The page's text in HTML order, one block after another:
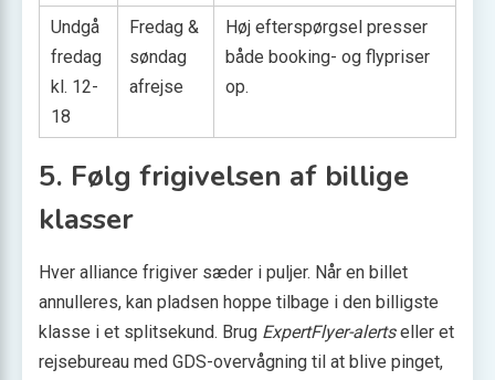
Undgå
fredag
kl. 12-
18
Fredag &
søndag
afrejse
Høj efterspørgsel presser
både booking- og flypriser
op.
5. Følg frigivelsen af billige
klasser
Hver alliance frigiver sæder i puljer. Når en billet
annulleres, kan pladsen hoppe tilbage i den billigste
klasse i et splitsekund. Brug ExpertFlyer-alertseller et
rejsebureau med GDS-overvågning til at blive pinget,